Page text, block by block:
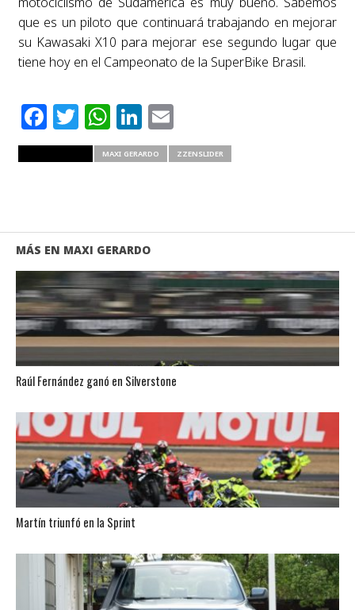
que es un piloto que continuará trabajando en mejorar
su Kawasaki X10 para mejorar ese segundo lugar que
tiene hoy en el Campeonato de la SuperBike Brasil.
Facebook
Twitter
WhatsApp
LinkedIn
Email
MAXI GERARDO ZZENSLIDER
MÁS EN MAXI GERARDO
Raúl Fernández ganó en Silverstone
Martín triunfó en la Sprint